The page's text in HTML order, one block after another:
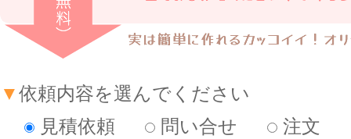
▼依頼内容を選んでください
見積依頼
問い合せ 注文